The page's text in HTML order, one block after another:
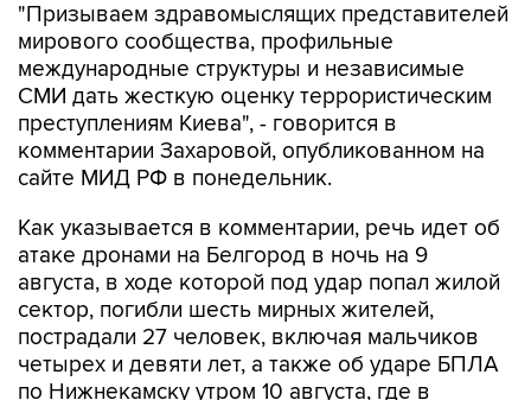
"Призываем здравомыслящих представителей
мирового сообщества, профильные
международные структуры и независимые
СМИ дать жесткую оценку террористическим
преступлениям Киева", - говорится в
комментарии Захаровой, опубликованном на
сайте МИД РФ в понедельник.
Как указывается в комментарии, речь идет об
атаке дронами на Белгород в ночь на 9
августа, в ходе которой под удар попал жилой
сектор, погибли шесть мирных жителей,
пострадали 27 человек, включая мальчиков
четырех и девяти лет, а также об ударе БПЛА
по Нижнекамску утром 10 августа, где в